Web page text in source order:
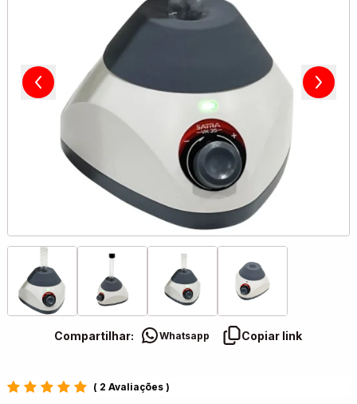
Compartilhar: Whatsapp Copiar link
( 2 Avaliações )